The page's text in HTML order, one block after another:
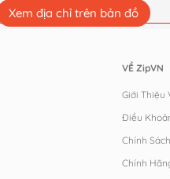
Xem địa chỉ trên bản đồ
VỀ ZipVN
Giới Thiệu
Điều
Chính
Chính